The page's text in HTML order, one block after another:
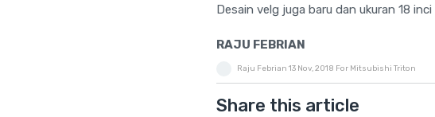
Desain velg juga baru dan ukuran 18 inci
RAJU FEBRIAN
Raju Febrian 13 Nov, 2018 For Mitsubishi Triton
Share this article